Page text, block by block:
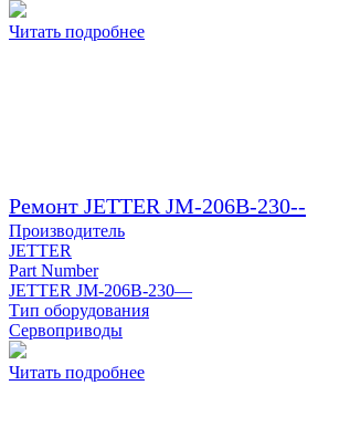
Читать подробнее
Ремонт JETTER JM-206B-230--
Производитель
JETTER
Part Number
JETTER JM-206B-230—
Тип оборудования
Сервоприводы
Читать подробнее